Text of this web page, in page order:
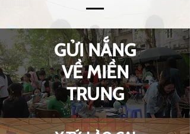
GỬI NẮNG
VỀ MIỀN
TRUNG